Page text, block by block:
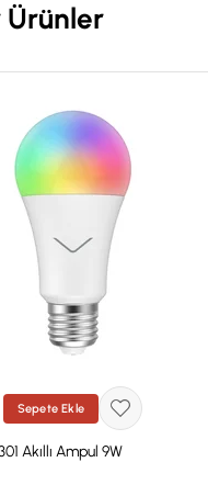
Ürünler
Sepete Ekle
Akıllı Ampul 9W